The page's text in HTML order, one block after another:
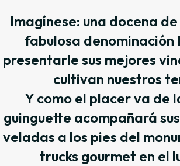
Imagínese: una docena
fabulosa denominación
presentarle sus mejores
cultivan nuestros
Y como el placer va de
guinguette acompañará
veladas a los pies del
trucks gourmet en el